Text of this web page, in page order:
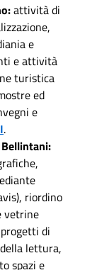
attività di
e
e attività
turistica
ed
e
I.
riordino
vetrine
di
lettura,
spazi e